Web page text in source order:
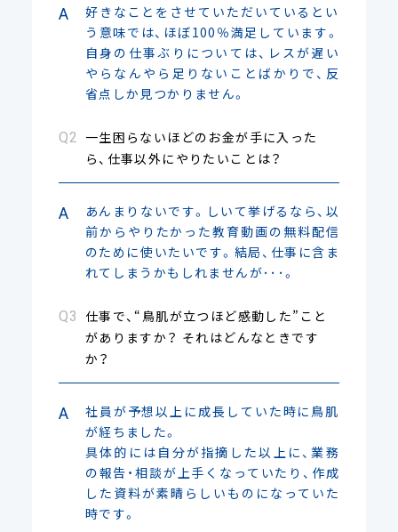
好きなことをさせていただいているとい
う意味では、ほぼ100％満足しています。
自身の仕事ぶりについては、レスが遅い
やらなんやら足りないことばかりで、反
省点しか見つかりません。
一生困らないほどのお金が手に入った
ら、仕事以外にやりたいことは？
あんまりないです。しいて挙げるなら、以
前からやりたかった教育動画の無料配信
のために使いたいです。結局、仕事に含ま
れてしまうかもしれませんが･･･。
仕事で、“鳥肌が立つほど感動した”こと
がありますか？ それはどんなときです
か？
社員が予想以上に成長していた時に鳥肌
が経ちました。
具体的には自分が指摘した以上に、業務
の報告・相談が上手くなっていたり、作成
した資料が素晴らしいものになっていた
時です。